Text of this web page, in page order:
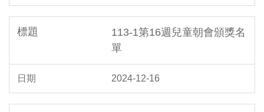
113-1第16週兒童朝會頒獎名
單
2024-12-16